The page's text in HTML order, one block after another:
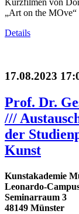
Kurzfilmen von
„Art on the
Details
17.08.2023
Prof. Dr.
///
der
Kunst
Kunstakademie
Leonardo-
Seminarraum 3
48149 Münster